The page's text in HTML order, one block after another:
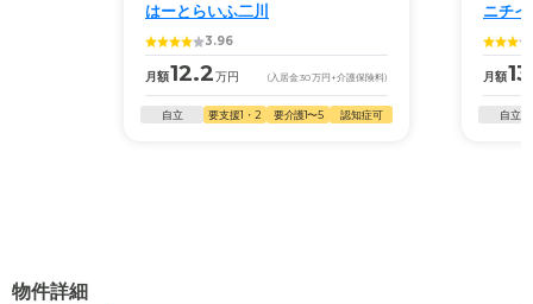
はーとらいふ二川
3.96
月額12.2万円 (入居金30万円 +介護保険料)
自立 要支援1・2 要介護1〜5 認知症可
ニチ
月額
自立
物件詳細